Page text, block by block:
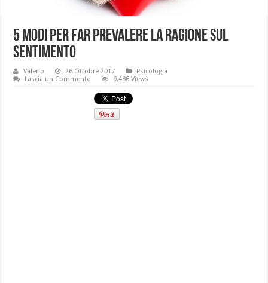
5 modi per far prevalere la ragione sul
sentimento
Valerio 26 Ottobre 2017
Psicologia
Lascia un Commento
9,486 Views